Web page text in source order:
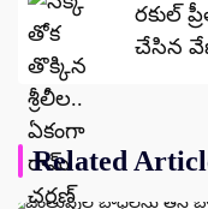
రకుల్
చేసిన
Related